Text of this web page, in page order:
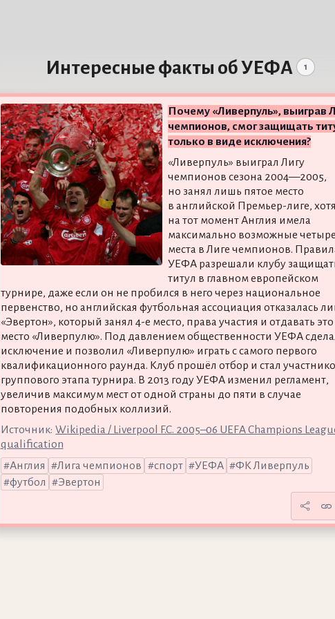
Интересные факты об УЕФА 1
Почему «Ливерпуль», выиграв
чемпионов, смог защищать
только в виде исключения?
«Ливерпуль» выиграл Лигу
чемпионов сезона 2004—2005,
но занял лишь пятое место
в английской Премьер-лиге, хотя
на тот момент Англия имела
максимально возможные четыре
места в Лиге чемпионов.
УЕФА разрешали клубу
титул в главном европейском
турнире, даже если он не пробился в него через национальное
первенство, но английская футбольная ассоциация отказалась
«Эвертон», который занял 4-е место, права участия и отдавать это
место «Ливерпулю». Под давлением общественности УЕФА
исключение и позволил «Ливерпулю» играть с самого первого
квалификационного раунда. Клуб прошёл отбор и стал
группового этапа турнира. В 2013 году УЕФА изменил регламент,
увеличив максимум мест от одной страны до пяти в случае
повторения подобных коллизий.
Источник: Wikipedia / Liverpool F.C. 2005–06 UEFA Champions
qualification
Англия
Лига чемпионов спорт УЕФА
ФК Ливерпуль
футбол
Эвертон